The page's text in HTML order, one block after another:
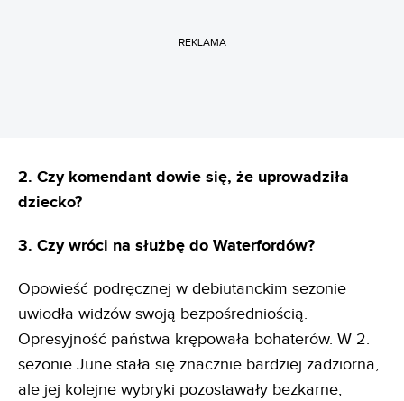
REKLAMA
2. Czy komendant dowie się, że uprowadziła
dziecko?
3. Czy wróci na służbę do Waterfordów?
Opowieść podręcznej w debiutanckim sezonie
uwiodła widzów swoją bezpośredniością.
Opresyjność państwa krępowała bohaterów. W 2.
sezonie June stała się znacznie bardziej zadziorna,
ale jej kolejne wybryki pozostawały bezkarne,